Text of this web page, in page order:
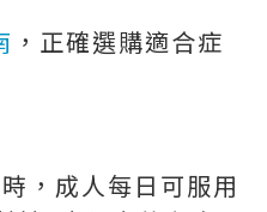
，正確選購適合症
，成人每日可服用